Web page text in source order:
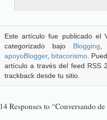
Este artículo fue publicado el
categorizado bajo Blogging
apoyoBlogger, bitacorismo .
artículo a través del feed RSS
trackback desde tu sitio.
14 Responses to “Conversando